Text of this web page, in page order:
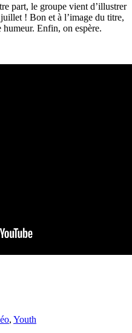
part, le groupe vient d’illustrer
! Bon et à l’image du titre,
Enfin, on espère.
, Youth